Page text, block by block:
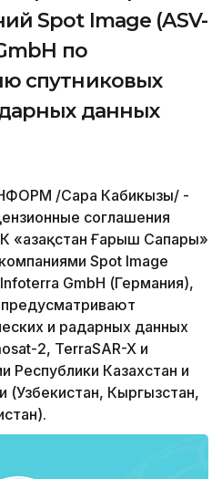
Spot Image (ASV-
по
спутниковых
данных
/Сара Кабикызы/ -
соглашения
Ғарыш Сапары»
Spot Image
GmbH (Германия),
и радарных данных
2, TerraSAR-X и
Республики Казахстан и
(Узбекистан, Кыргызстан,